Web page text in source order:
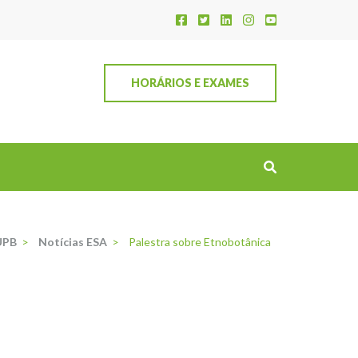
HORÁRIOS E EXAMES
> Notícias ESA > Palestra sobre Etnobotânica